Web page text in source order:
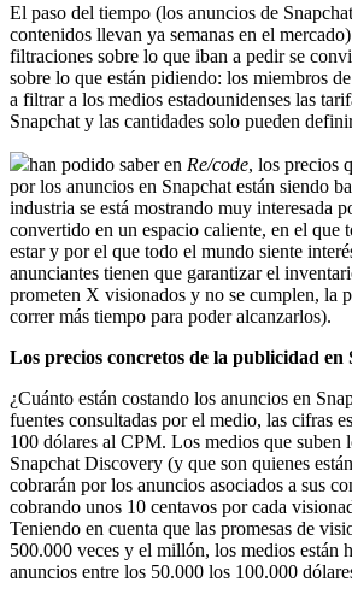
El paso del tiempo (los anuncios de
contenidos llevan ya semanas en el
filtraciones sobre lo que iban a pedir se
sobre lo que están pidiendo: los miembros
a filtrar a los medios estadounidenses las
Snapchat y las cantidades solo pueden
han podido saber en Re/code, los precios
por los anuncios en Snapchat están siendo
industria se está mostrando muy interesada
convertido en un espacio caliente, en el que
estar y por el que todo el mundo siente
anunciantes tienen que garantizar el
prometen X visionados y no se cumplen, la
correr más tiempo para poder alcanzarlos).
Los precios concretos de la publicidad en
¿Cuánto están costando los anuncios en
fuentes consultadas por el medio, las cifras
100 dólares al CPM. Los medios que suben
Snapchat Discovery (y que son quienes
cobrarán por los anuncios asociados a sus
cobrando unos 10 centavos por cada
Teniendo en cuenta que las promesas de
500.000 veces y el millón, los medios están
anuncios entre los 50.000 los 100.000